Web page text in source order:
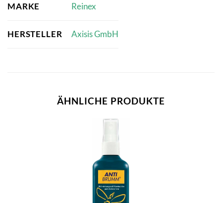
MARKE Reinex
HERSTELLER Axisis GmbH
ÄHNLICHE PRODUKTE